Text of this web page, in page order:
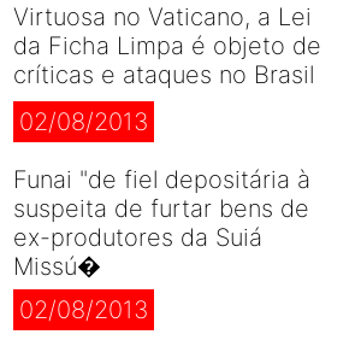
Virtuosa no Vaticano, a Lei
da Ficha Limpa é objeto de
críticas e ataques no Brasil
02/08/2013
Funai "de fiel depositária à
suspeita de furtar bens de
ex-produtores da Suiá
Missú�
02/08/2013